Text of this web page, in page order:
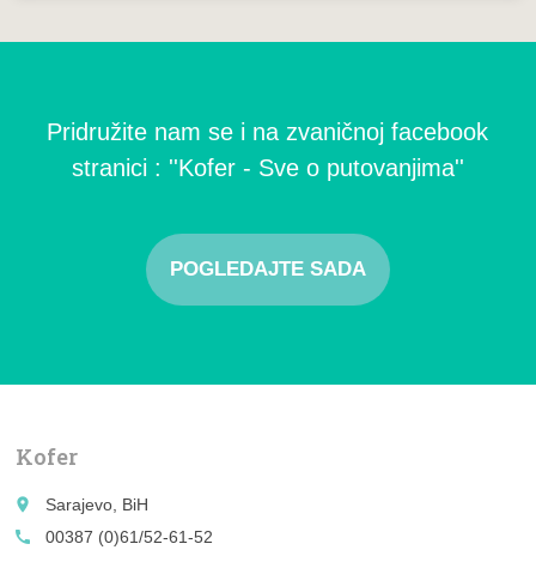
Pridružite nam se i na zvaničnoj facebook
stranici : ''Kofer - Sve o putovanjima''
POGLEDAJTE SADA
Kofer
place
Sarajevo, BiH
call
00387 (0)61/52-61-52